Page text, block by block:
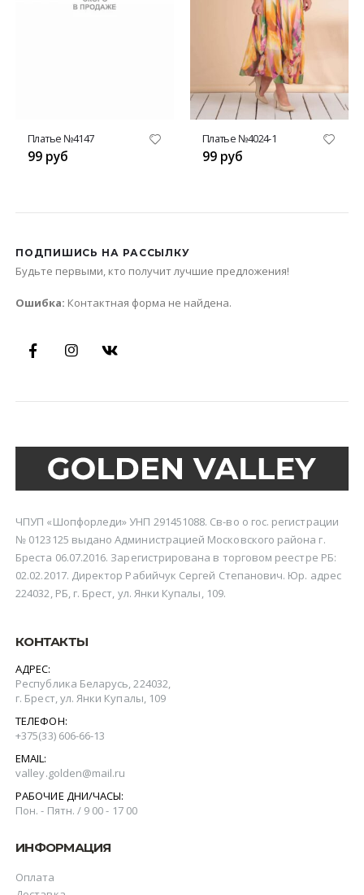
Платье №4147
99 руб
Этот товар имеет несколько вариаций. Опции можно выбрать на странице товара.
Платье №4024-1
99 руб
ПОДПИШИСЬ НА РАССЫЛКУ
Будьте первыми, кто получит лучшие предложения!
Ошибка: Контактная форма не найдена.
ЧПУП «Шопфорледи» УНП 291451088. Св-во о гос. регистрации
№ 0123125 выдано Администрацией Московского района г.
Бреста 06.07.2016. Зарегистрирована в торговом реестре РБ:
02.02.2017. Директор Рабийчук Сергей Степанович. Юр. адрес
224032, РБ, г. Брест, ул. Янки Купалы, 109.
КОНТАКТЫ
АДРЕС:
Республика Беларусь, 224032,
г. Брест, ул. Янки Купалы, 109
ТЕЛЕФОН:
+375(‎33) 606-66-13
EMAIL:
valley.golden@mail.ru
РАБОЧИЕ ДНИ/ЧАСЫ:
Пон. - Пятн. / 9 00 - 17 00
ИНФОРМАЦИЯ
Оплата